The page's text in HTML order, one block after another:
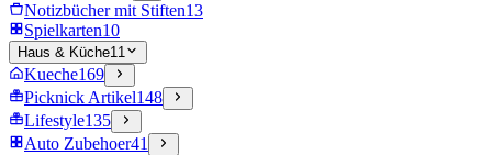
Notizbücher mit Stiften13
Spielkarten10
Haus & Küche11
Kueche169
Picknick Artikel148
Lifestyle135
Auto Zubehoer41